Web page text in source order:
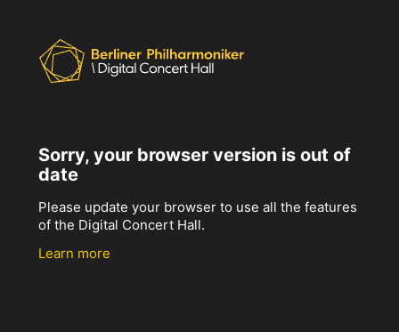
Sorry, your browser version is out of
date
Please update your browser to use all the features
of the Digital Concert Hall.
Learn more